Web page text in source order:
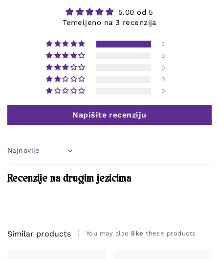
5.00 od 5
Temeljeno na 3 recenzija
3
0
0
0
0
Napišite recenziju
Sort by
Recenzije na drugim jezicima
Similar products You may also like these products